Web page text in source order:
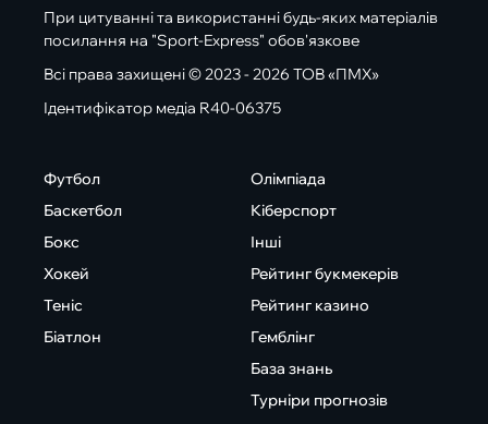
При цитуванні та використанні будь-яких матеріалів
посилання на "Sport-Express" обов'язкове
Всі права захищені © 2023 - 2026 ТОВ «ПМХ»
Ідентифікатор медіа R40-06375
Футбол
Баскетбол
Бокс
Хокей
Теніс
Біатлон
Олімпіада
Кіберспорт
Інші
Рейтинг букмекерів
Рейтинг казино
Гемблінг
База знань
Турніри прогнозів